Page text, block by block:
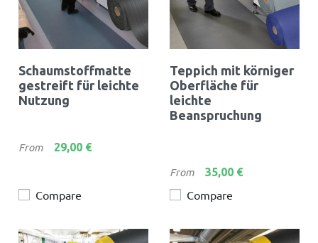
Schaumstoffmatte
gestreift für leichte
Nutzung
Preis
From 29,00 €
Compare
Teppich mit körniger
Oberfläche für
leichte
Beanspruchung
Preis
From 35,00 €
Compare